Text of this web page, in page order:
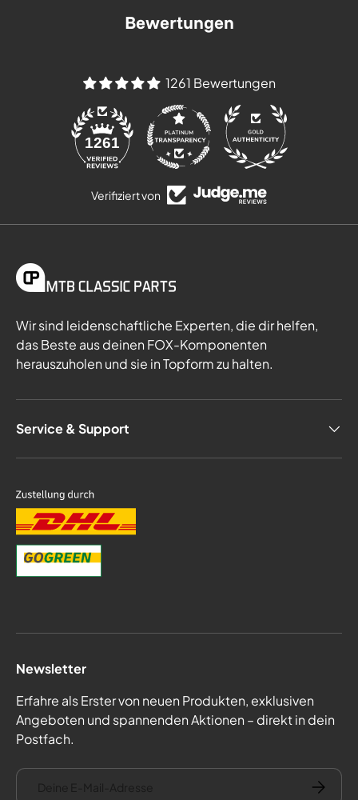
Bewertungen
1261 Bewertungen
1261
Verifiziert von
Wir sind leidenschaftliche Experten, die dir helfen,
das Beste aus deinen FOX-Komponenten
herauszuholen und sie in Topform zu halten.
Service & Support
Newsletter
Erfahre als Erster von neuen Produkten, exklusiven
Angeboten und spannenden Aktionen – direkt in dein
Postfach.
E-Mail